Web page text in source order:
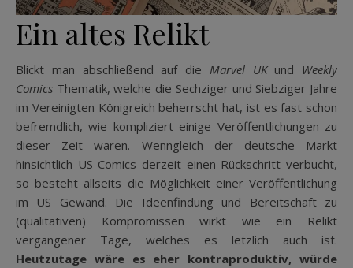
Ein altes Relikt
Blickt man abschließend auf die Marvel UK und Weekly
Comics Thematik, welche die Sechziger und Siebziger Jahre
im Vereinigten Königreich beherrscht hat, ist es fast schon
befremdlich, wie kompliziert einige Veröffentlichungen zu
dieser Zeit waren. Wenngleich der deutsche Markt
hinsichtlich US Comics derzeit einen Rückschritt verbucht,
so besteht allseits die Möglichkeit einer Veröffentlichung
im US Gewand. Die Ideenfindung und Bereitschaft zu
(qualitativen) Kompromissen wirkt wie ein Relikt
vergangener Tage, welches es letzlich auch ist.
Heutzutage wäre es eher kontraproduktiv, würde